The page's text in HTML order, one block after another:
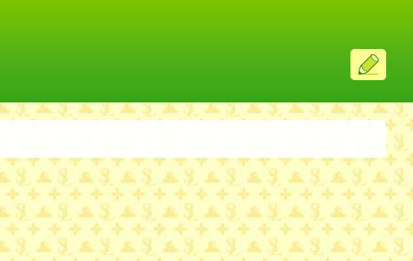
ス
レ
投